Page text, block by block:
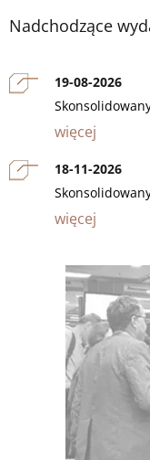
Nadchodzące
19-08-2026
więcej
18-11-2026
więcej